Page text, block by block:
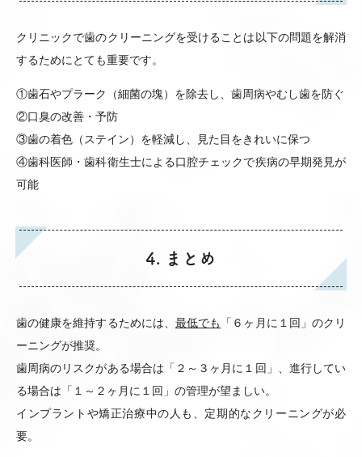
クリニックで歯のクリーニングを受けることは以下の問題を解消
するためにとても重要です。
①歯石やプラーク（細菌の塊）を除去し、歯周病やむし歯を防ぐ
②口臭の改善・予防
③歯の着色（ステイン）を軽減し、見た目をきれいに保つ
④歯科医師・歯科衛生士による口腔チェックで疾病の早期発見が
可能
4. まとめ
歯の健康を維持するためには、 最低でも
「６ヶ月に１回」のクリ
ーニングが推奨。
歯周病のリスクがある場合は「２～３ヶ月に１回」、進行してい
る場合は「１～２ヶ月に１回」の管理が望ましい。
インプラントや矯正治療中の人も、定期的なクリーニングが必
要。